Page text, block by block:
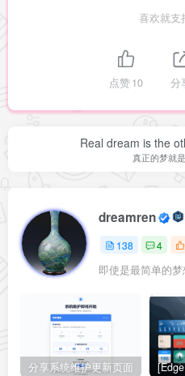
喜欢就支
点赞10 分
Real dream is the
真正的梦就
dreamren
138 4
即使是最简单的
分享系统维护更新页面